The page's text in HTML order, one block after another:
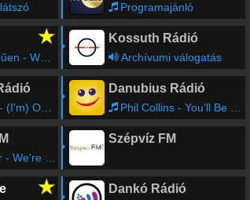
Programajánló
★
Woodoo
Kossuth Rádió
Archívumi válogatás
Team Edit]
Danubius Rádió
Phil Collins - You'll Be In My Heart
Gonna Take It
Szépvíz FM
★ Dankó Rádió